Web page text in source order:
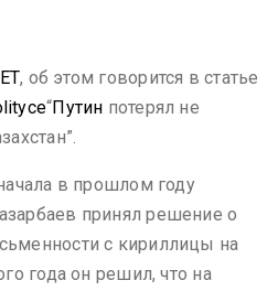
, об этом говорится в статье
“Путин потерял не
в прошлом году
принял решение о
с кириллицы на
года он решил, что на